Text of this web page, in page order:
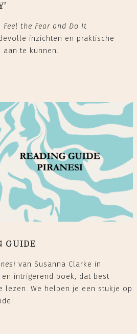
Feel the Fear and Do It
inzichten en praktische
te kunnen.
GUIDE
van Susanna Clarke in
en intrigerend boek, dat best
lezen. We helpen je een stukje op